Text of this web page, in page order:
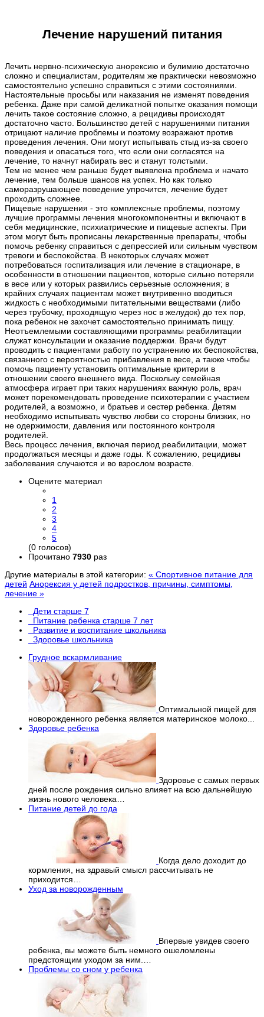
Лечение нарушений питания
Лечить нервно-психическую анорексию и булимию достаточно
сложно и специалистам, родителям же практически невозможно
самостоятельно успешно справиться с этими состояниями.
Настоятельные просьбы или наказания не изменят поведения
ребенка. Даже при самой деликатной попытке оказания помощи
лечить такое состояние сложно, а рецидивы происходят
достаточно часто. Большинство детей с нарушениями питания
отрицают наличие проблемы и поэтому возражают против
проведения лечения. Они могут испытывать стыд из-за своего
поведения и опасаться того, что если они согласятся на
лечение, то начнут набирать вес и станут толстыми.
Тем не менее чем раньше будет выявлена проблема и начато
лечение, тем больше шансов на успех. Но как только
саморазрушающее поведение упрочится, лечение будет
проходить сложнее.
Пищевые нарушения - это комплексные проблемы, поэтому
лучшие программы лечения многокомпонентны и включают в
себя медицинские, психиатрические и пищевые аспекты. При
этом могут быть прописаны лекарственные препараты, чтобы
помочь ребенку справиться с депрессией или сильным чувством
тревоги и беспокойства. В некоторых случаях может
потребоваться госпитализация или лечение в стационаре, в
особенности в отношении пациентов, которые сильно потеряли
в весе или у которых развились серьезные осложнения; в
крайних случаях пациентам может внутривенно вводиться
жидкость с необходимыми питательными веществами (либо
через трубочку, проходящую через нос в желудок) до тех пор,
пока ребенок не захочет самостоятельно принимать пищу.
Неотъемлемыми составляющими программы реабилитации
служат консультации и оказание поддержки. Врачи будут
проводить с пациентами работу по устранению их беспокойства,
связанного с вероятностью прибавления в весе, а также чтобы
помочь пациенту установить оптимальные критерии в
отношении своего внешнего вида. Поскольку семейная
атмосфера играет при таких нарушениях важную роль, врач
может порекомендовать проведение психотерапии с участием
родителей, а возможно, и братьев и сестер ребенка. Детям
необходимо испытывать чувство любви со стороны близких, но
не одержимости, давления или постоянного контроля
родителей.
Весь процесс лечения, включая период реабилитации, может
продолжаться месяцы и даже годы. К сожалению, рецидивы
заболевания случаются и во взрослом возрасте.
Оцените материал
1
2
3
4
5
(0 голосов)
Прочитано 7930 раз
Другие материалы в этой категории: « Спортивное питание для
детей Анорексия у детей подростков, причины, симптомы,
лечение »
Дети старше 7
Питание ребенка старше 7 лет
Развитие и воспитание школьника
Здоровье школьника
Грудное вскармливание
Оптимальной пищей для
новорожденного ребенка является материнское молоко...
Здоровье ребенка
Здоровье с самых первых
дней после рождения сильно влияет на всю дальнейшую
жизнь нового человека…
Питание детей до года
Когда дело доходит до
кормления, на здравый смысл рассчитывать не
приходится…
Уход за новорожденным
Впервые увидев своего
ребенка, вы можете быть немного ошеломлены
предстоящим уходом за ним.…
Проблемы со сном у ребенка